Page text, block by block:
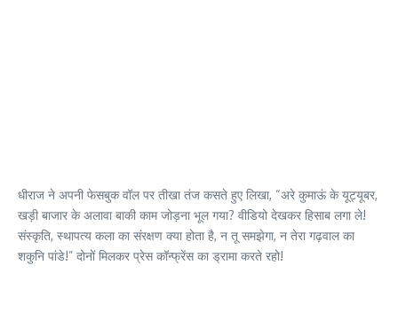
धीराज ने अपनी फेसबुक वॉल पर तीखा तंज कसते हुए लिखा, “अरे कुमाऊं के यूट्यूबर,
खड़ी बाजार के अलावा बाकी काम जोड़ना भूल गया? वीडियो देखकर हिसाब लगा ले!
संस्कृति, स्थापत्य कला का संरक्षण क्या होता है, न तू समझेगा, न तेरा गढ़वाल का
शकुनि पांडे!” दोनों मिलकर प्रेस कॉन्फ्रेंस का ड्रामा करते रहो!